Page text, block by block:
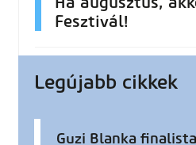
Fesztivál!
Legújabb cikkek
Guzi Blanka finalista